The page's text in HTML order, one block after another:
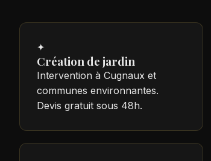
✦
Création de jardin
Intervention à Cugnaux et
communes environnantes.
Devis gratuit sous 48h.